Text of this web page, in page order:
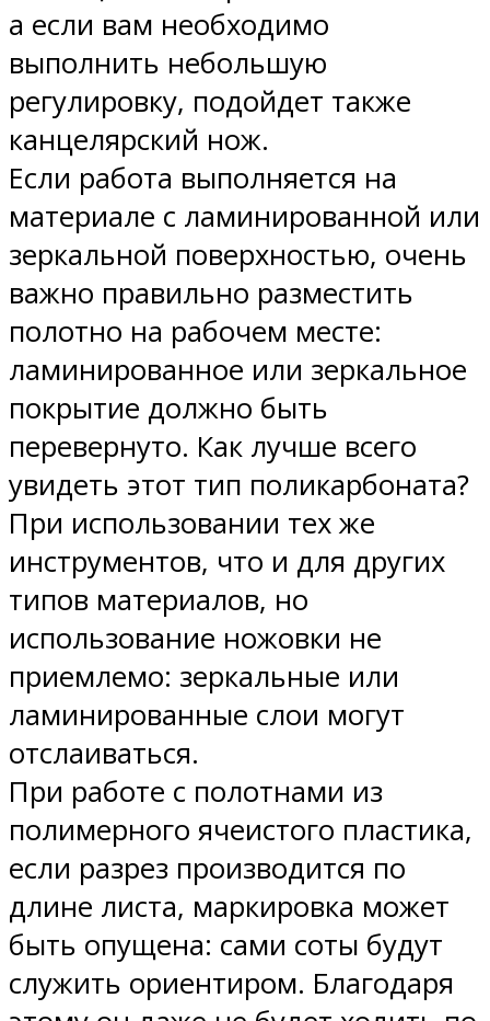
а если вам необходимо
выполнить небольшую
регулировку, подойдет также
канцелярский нож.
Если работа выполняется на
материале с ламинированной или
зеркальной поверхностью, очень
важно правильно разместить
полотно на рабочем месте:
ламинированное или зеркальное
покрытие должно быть
перевернуто. Как лучше всего
увидеть этот тип поликарбоната?
При использовании тех же
инструментов, что и для других
типов материалов, но
использование ножовки не
приемлемо: зеркальные или
ламинированные слои могут
отслаиваться.
При работе с полотнами из
полимерного ячеистого пластика,
если разрез производится по
длине листа, маркировка может
быть опущена: сами соты будут
служить ориентиром. Благодаря